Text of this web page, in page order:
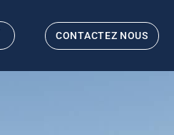
CONTACTEZ NOUS